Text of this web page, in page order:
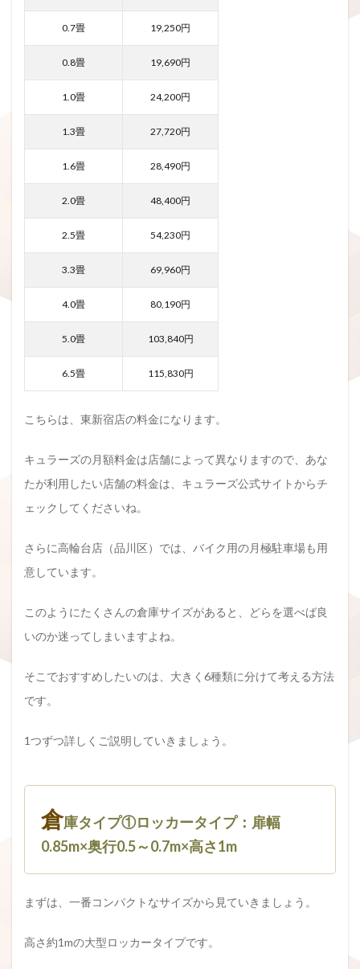
0.7畳 19,250円
0.8畳 19,690円
1.0畳 24,200円
1.3畳 27,720円
1.6畳 28,490円
2.0畳 48,400円
2.5畳 54,230円
3.3畳 69,960円
4.0畳 80,190円
5.0畳 103,840円
6.5畳 115,830円
こちらは、東新宿店の料金になります。
キュラーズの月額料金は店舗によって異なりますので、あな
たが利用したい店舗の料金は、キュラーズ公式サイトからチ
ェックしてくださいね。
さらに高輪台店（品川区）では、バイク用の月極駐車場も用
意しています。
このようにたくさんの倉庫サイズがあると、どらを選べば良
いのか迷ってしまいますよね。
そこでおすすめしたいのは、大きく6種類に分けて考える方法
です。
1つずつ詳しくご説明していきましょう。
倉庫タイプ①ロッカータイプ：扉幅
0.85m×奥行0.5～0.7m×高さ1m
まずは、一番コンパクトなサイズから見ていきましょう。
高さ約1mの大型ロッカータイプです。